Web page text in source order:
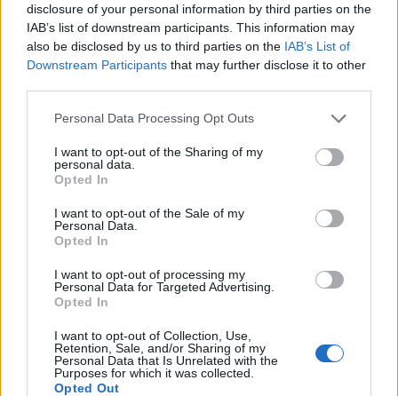
disclosure of your personal information by third parties on the
IAB’s list of downstream participants. This information may
also be disclosed by us to third parties on the IAB’s List of
Downstream Participants that may further disclose it to other
Please note that this website/app uses one or more Google
not limited to your visit or usage behaviour. You may click to
grant or deny consent to Google and its third-party tags to
use your data for below specified purposes in below Google
consent section.
Personal Data Processing Opt Outs
I want to opt-out of the Sharing of my
personal data.
Opted In
I want to opt-out of the Sale of my
Personal Data.
Opted In
I want to opt-out of processing my
Personal Data for Targeted Advertising.
Opted In
I want to opt-out of Collection, Use,
Retention, Sale, and/or Sharing of my
Personal Data that Is Unrelated with the
Purposes for which it was collected.
Opted Out
πολύ ανώτερη από αυτήν του iPhone 4S, όπως
μπορείτε να δείτε και στο screenshot από την
παρουσίαση.